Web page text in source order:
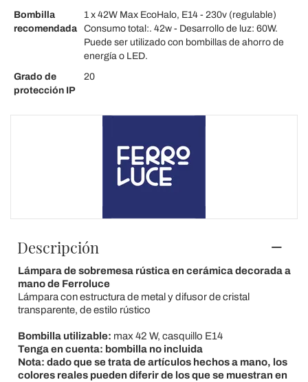
Bombilla
recomendada
1 x 42W Max EcoHalo, E14 - 230v (regulable)
Consumo total:. 42w - Desarrollo de luz: 60W.
Puede ser utilizado con bombillas de ahorro de
energía o LED.
Grado de
protección IP
20
Descripción
Lámpara de sobremesa rústica en cerámica decorada a
mano de Ferroluce
Lámpara con estructura de metal y difusor de cristal
transparente, de estilo rústico
Bombilla utilizable: max 42 W, casquillo E14
Tenga en cuenta: bombilla no incluida
Nota: dado que se trata de artículos hechos a mano, los
colores reales pueden diferir de los que se muestran en